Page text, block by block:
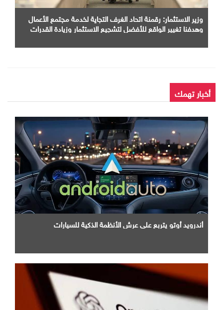
وزير الاستثمار: رقمنة اتحاد الغرف التجاية لخدمة مجتمع الأعمال
وهدفنا تغيير الواقع للأفضل لتشجيع الاستثمار وزيادة القدرات
أخبار تهمك
أندرويد أوتو يتربع علي عرش الأنظمة الذكية للسيارات